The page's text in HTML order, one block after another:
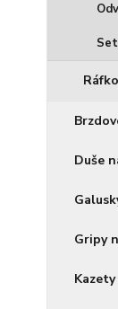
Duše
Gripy